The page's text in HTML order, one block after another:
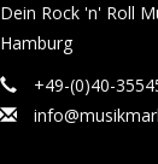
Dein Rock 'n' Roll
Hamburg
+49-(0)40-